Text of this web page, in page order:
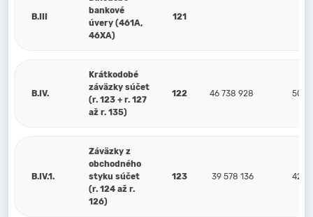
B.III
bankové
úvery (461A,
46XA)
121
B.IV.
Krátkodobé
záväzky súčet
(r. 123 + r. 127
až r. 135)
122 46 738 928 50
B.IV.1.
Záväzky z
obchodného
styku súčet
(r. 124 až r.
126)
123 39 578 136 42